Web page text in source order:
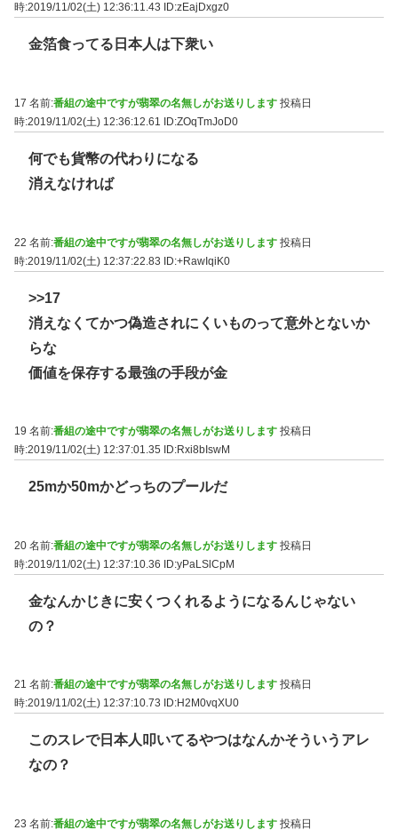
時:2019/11/02(土) 12:36:11.43
ID:zEajDxgz0
金箔食ってる日本人は下衆い
17 名前:番組の途中ですが翡翠の名無しがお送りします 投稿日
時:2019/11/02(土) 12:36:12.61
ID:ZOqTmJoD0
何でも貨幣の代わりになる
消えなければ
22 名前:番組の途中ですが翡翠の名無しがお送りします 投稿日
時:2019/11/02(土) 12:37:22.83 ID:+RawIqiK0
>>17
消えなくてかつ偽造されにくいものって意外とないか
らな
価値を保存する最強の手段が金
19 名前:番組の途中ですが翡翠の名無しがお送りします 投稿日
時:2019/11/02(土) 12:37:01.35
ID:Rxi8bIswM
25mか50mかどっちのプールだ
20 名前:番組の途中ですが翡翠の名無しがお送りします 投稿日
時:2019/11/02(土) 12:37:10.36 ID:yPaLSlCpM
金なんかじきに安くつくれるようになるんじゃない
の？
21 名前:番組の途中ですが翡翠の名無しがお送りします 投稿日
時:2019/11/02(土) 12:37:10.73
ID:H2M0vqXU0
このスレで日本人叩いてるやつはなんかそういうアレ
なの？
23 名前:番組の途中ですが翡翠の名無しがお送りします 投稿日